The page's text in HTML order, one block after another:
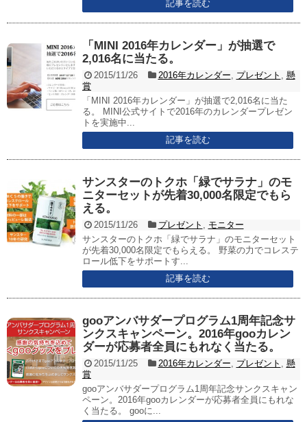
記事を読む
「MINI 2016年カレンダー」が抽選で
2,016名に当たる。
2015/11/26 2016年カレンダー, プレゼント , 懸
賞
「MINI 2016年カレンダー」が抽選で2,016名に当た
る。 MINI公式サイトで2016年のカレンダープレゼン
トを実施中...
記事を読む
サンスターのトクホ「緑でサラナ」のモ
ニターセットが先着30,000名限定でもら
える。
2015/11/26 プレゼント , モニター
サンスターのトクホ「緑でサラナ」のモニターセット
が先着30,000名限定でもらえる。 野菜の力でコレステ
ロール低下をサポートす...
記事を読む
gooアンバサダープログラム1周年記念サ
ンクスキャンペーン。2016年gooカレン
ダーが応募者全員にもれなく当たる。
2015/11/25 2016年カレンダー, プレゼント , 懸
賞
gooアンバサダープログラム1周年記念サンクスキャン
ペーン。2016年gooカレンダーが応募者全員にもれな
く当たる。 gooに...